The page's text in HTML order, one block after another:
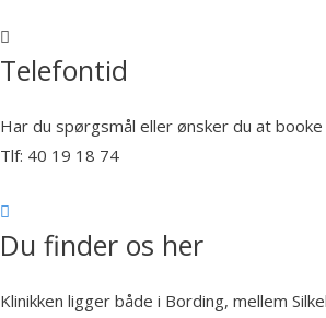
Telefontid
Har du spørgsmål eller ønsker du at
Tlf: 40 19 18 74
Du finder os her
Klinikken ligger både i Bording, mellem